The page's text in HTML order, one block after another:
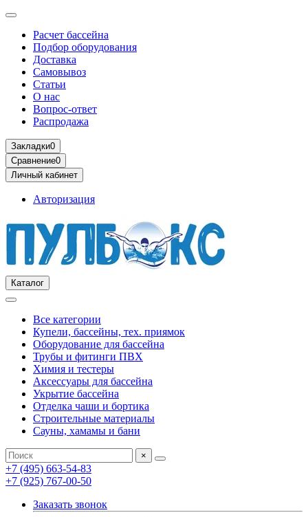
Расчет бассейна
Подбор оборудования
Доставка
Самовывоз
Статьи
О нас
Вопрос-ответ
Распродажа
Закладки0
Сравнение0
Личный кабинет
Авторизация
Каталог
Все категории
Купели, бассейны, тех. приямок
Оборудование для бассейна
Трубы и фитинги ПВХ
Химия и тестеры
Аксессуары для бассейна
Укрытие бассейна
Отделка чаши и бортика
Строительные материалы
Сауны, хамамы и бани
×
+7 (495) 663-54-83
+7 (925) 767-00-50
Заказать звонок